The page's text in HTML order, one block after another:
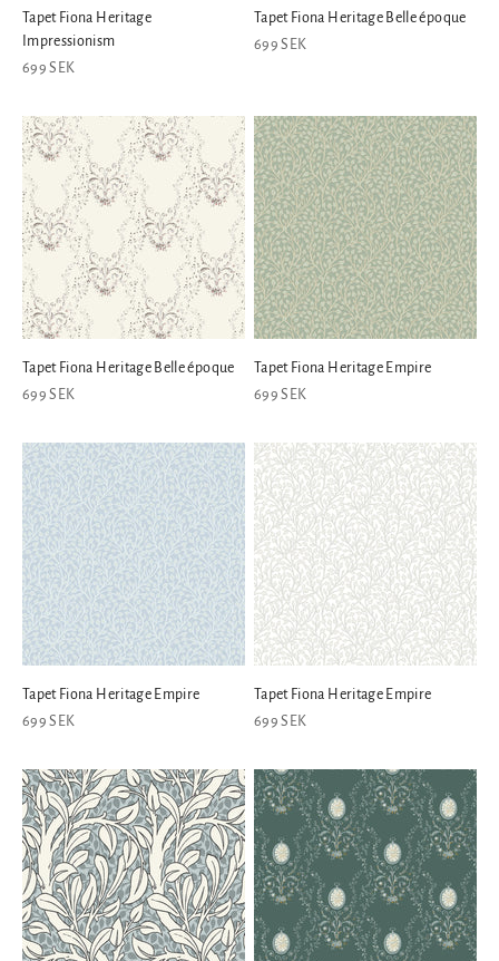
Tapet Fiona Heritage
Impressionism
REA-pris
699 SEK
Tapet Fiona Heritage Belle époque
REA-pris
699 SEK
Tapet Fiona Heritage Belle époque
REA-pris
699 SEK
Tapet Fiona Heritage Empire
REA-pris
699 SEK
Tapet Fiona Heritage Empire
REA-pris
699 SEK
Tapet Fiona Heritage Empire
REA-pris
699 SEK